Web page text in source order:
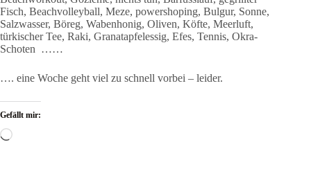
Fisch, Beachvolleyball, Meze, powershoping, Bulgur, Sonne,
Salzwasser, Böreg, Wabenhonig, Oliven, Köfte, Meerluft,
türkischer Tee, Raki, Granatapfelessig, Efes, Tennis, Okra-
Schoten ……
…. eine Woche geht viel zu schnell vorbei – leider.
Gefällt mir:
Wird